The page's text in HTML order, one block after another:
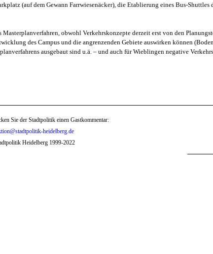
(auf dem Gewann Farrwiesenäcker), die Etablierung eines Bus-
obwohl Verkehrskonzepte derzeit erst von den
des Campus und die angrenzenden Gebiete auswirken können
ausgebaut sind u.ä. – und auch für Wieblingen negative
Sie der Stadtpolitik einen Gastkommentar:
heidelberg.de
Heidelberg 1999-2022